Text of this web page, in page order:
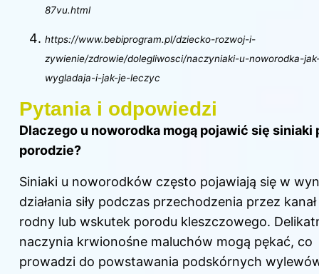
87vu.html
https://www.bebiprogram.pl/dziecko-rozwoj-i-
zywienie/zdrowie/dolegliwosci/naczyniaki-u-noworodka-
wygladaja-i-jak-je-leczyc
Pytania i odpowiedzi
Dlaczego u noworodka mogą pojawić się siniaki
porodzie?
Siniaki u noworodków często pojawiają się w
działania siły podczas przechodzenia przez kanał
rodny lub wskutek porodu kleszczowego.
naczynia krwionośne maluchów mogą pękać, co
prowadzi do powstawania podskórnych